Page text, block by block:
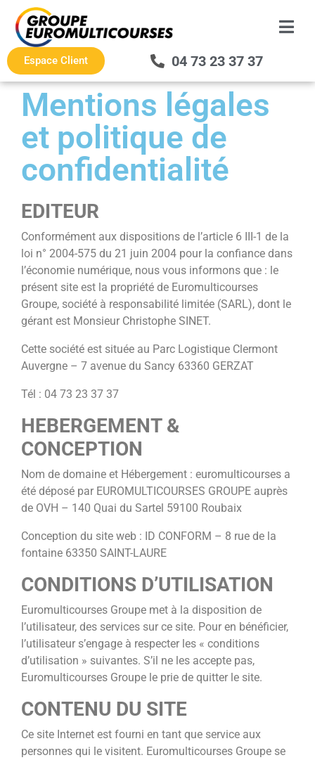
Espace Client 04 73 23 37 37
Mentions légales
et politique de
confidentialité
EDITEUR
Conformément aux dispositions de l’article 6 III-1 de la
loi n° 2004-575 du 21 juin 2004 pour la confiance dans
l’économie numérique, nous vous informons que : le
présent site est la propriété de Euromulticourses
Groupe, société à responsabilité limitée (SARL), dont le
gérant est Monsieur Christophe SINET.
Cette société est située au Parc Logistique Clermont
Auvergne – 7 avenue du Sancy 63360 GERZAT
Tél : 04 73 23 37 37
HEBERGEMENT &
CONCEPTION
Nom de domaine et Hébergement : euromulticourses a
été déposé par EUROMULTICOURSES GROUPE auprès
de OVH – 140 Quai du Sartel 59100 Roubaix
Conception du site web : ID CONFORM – 8 rue de la
fontaine 63350 SAINT-LAURE
CONDITIONS D’UTILISATION
Euromulticourses Groupe met à la disposition de
l’utilisateur, des services sur ce site. Pour en bénéficier,
l’utilisateur s’engage à respecter les « conditions
d’utilisation » suivantes. S’il ne les accepte pas,
Euromulticourses Groupe le prie de quitter le site.
CONTENU DU SITE
Ce site Internet est fourni en tant que service aux
personnes qui le visitent. Euromulticourses Groupe se